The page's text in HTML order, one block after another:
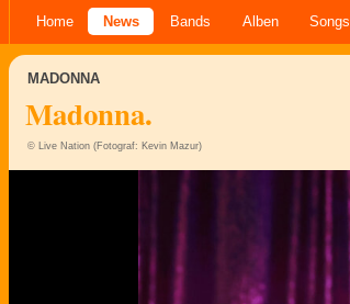
Home News Bands Alben Songs
MADONNA
Madonna.
© Live Nation (Fotograf: Kevin Mazur)